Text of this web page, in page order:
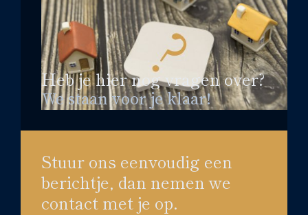
Heb je hier nog vragen over?
We staan voor je klaar!
Stuur ons eenvoudig een
berichtje, dan nemen we
contact met je op.